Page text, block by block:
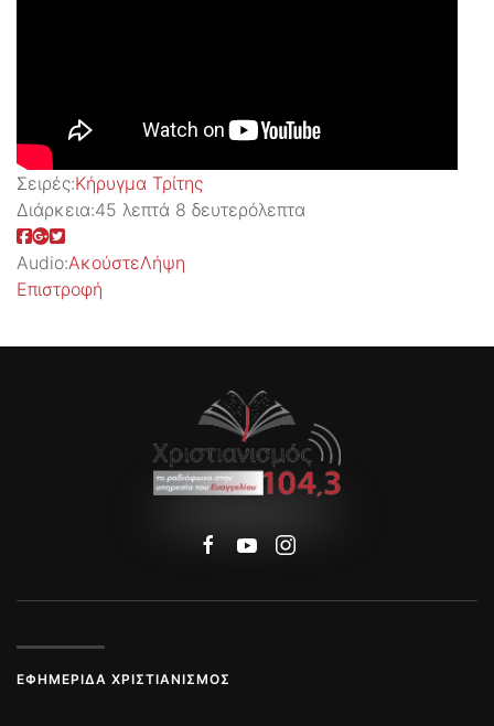
Σειρές:Kήρυγμα Τρίτης
Διάρκεια:45 λεπτά 8 δευτερόλεπτα
Audio:ΑκούστεΛήψη
Επιστροφή
ΕΦΗΜΕΡΊΔΑ ΧΡΙΣΤΙΑΝΙΣΜΌΣ